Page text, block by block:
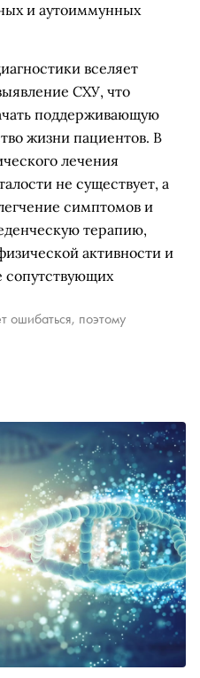
и аутоиммунных
вселяет
СХУ, что
поддерживающую
жизни пациентов. В
лечения
не существует, а
симптомов и
терапию,
активности и
сопутствующих
ошибаться, поэтому